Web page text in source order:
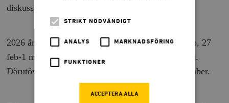
diskussioner.
2026 års utbildningstillfällen äger rum 30 jan-1 feb, 27
feb-1 mars, 27-29 mars, 24-26 april och 29-31 maj.
Därutöver tillkommer en opponeringshelg i september.
STRIKT NÖDVÄNDIGT
ANALYS MARKNADSFÖRING
FUNKTIONER
ACCEPTERA ALLA